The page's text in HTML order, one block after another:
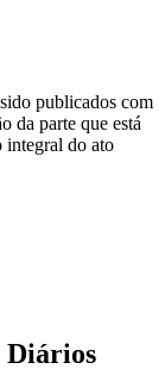
publicados com
da parte que está
integral do ato
Diários